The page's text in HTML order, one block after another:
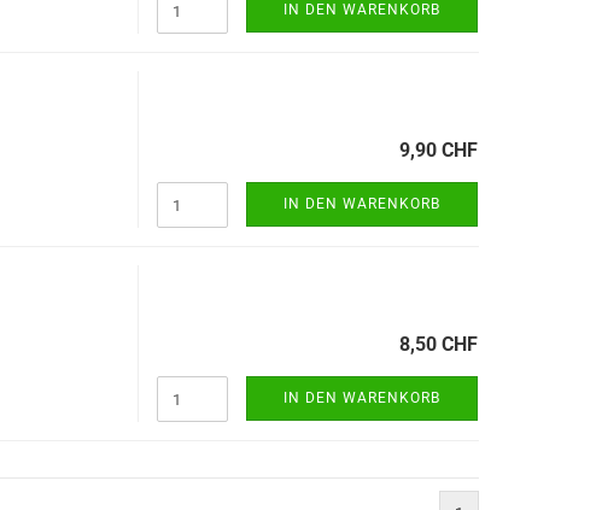
IN DEN WARENKORB
9,90 CHF
IN DEN WARENKORB
8,50 CHF
IN DEN WARENKORB